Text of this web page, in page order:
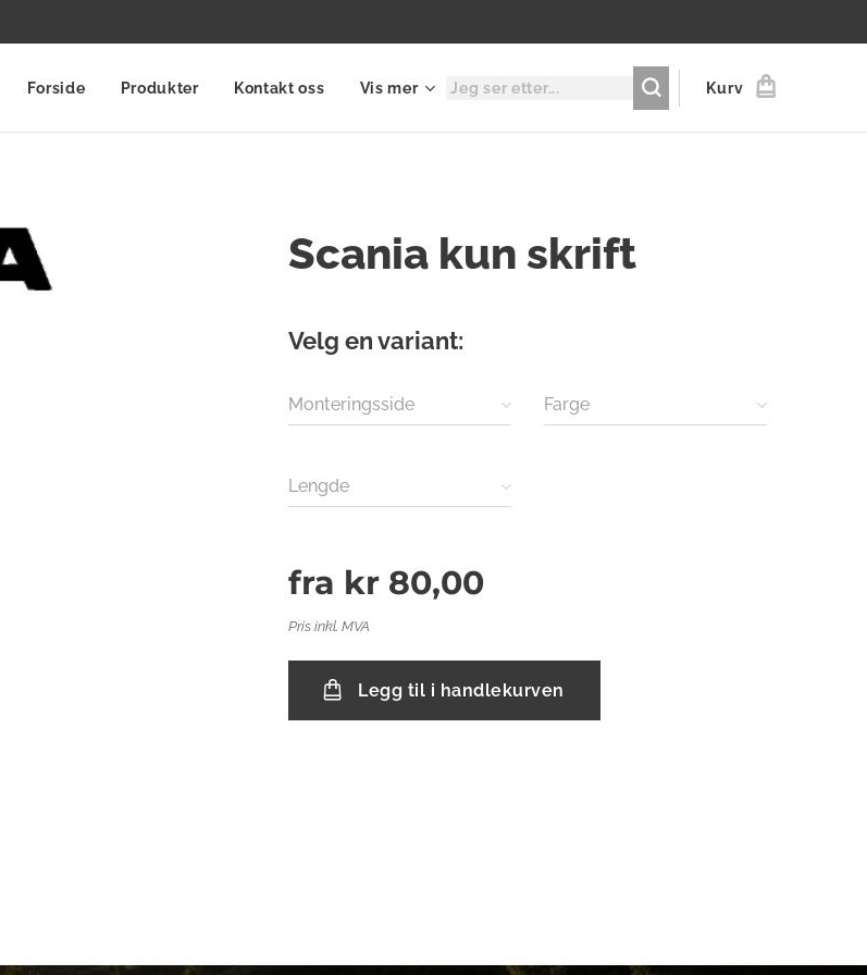
Forside Produkter Kontakt oss Vis mer Kurv
Scania kun skrift
Velg en variant:
Monteringsside Farge
Lengde
fra kr 80,00
Pris inkl. MVA
Legg til i handlekurven